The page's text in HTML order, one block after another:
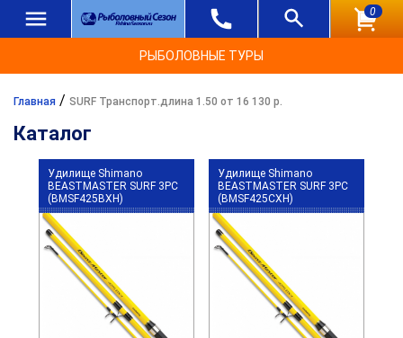
0
РЫБОЛОВНЫЕ ТУРЫ
Главная / SURF Транспорт.длина 1.50 от 16 130 р.
Каталог
Удилище Shimano
BEASTMASTER SURF 3PC
(BMSF425BXH)
Удилище Shimano
BEASTMASTER SURF 3PC
(BMSF425CXH)